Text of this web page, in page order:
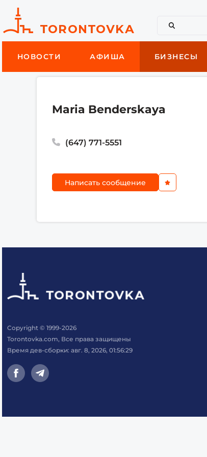
НОВОСТИ АФИША БИЗНЕСЫ
Maria Benderskaya
(647) 771-5551
Написать сообщение
Copyright © 1999-2026
Torontovka.com, Все права защищены
Время дев-сборки: авг. 8, 2026, 01:56:29